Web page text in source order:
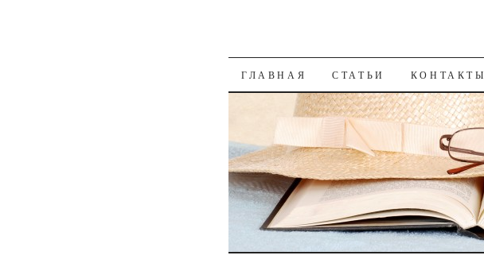
К СОДЕРЖАНИЮ
ГЛАВНАЯ СТАТЬИ КОНТАКТЫ